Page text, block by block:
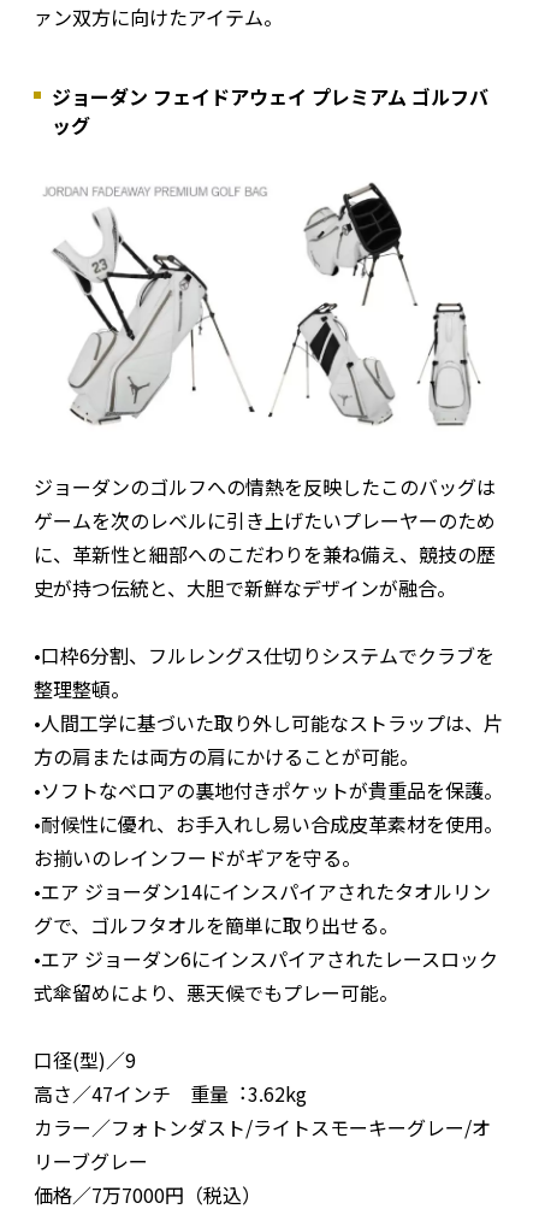
ァン双方に向けたアイテム。
ジョーダン フェイドアウェイ プレミアム ゴルフバ
ッグ
ジョーダンのゴルフへの情熱を反映したこのバッグは
ゲームを次のレベルに引き上げたいプレーヤーのため
に、革新性と細部へのこだわりを兼ね備え、競技の歴
史が持つ伝統と、大胆で新鮮なデザインが融合。
•口枠6分割、フルレングス仕切りシステムでクラブを
整理整頓。
•人間工学に基づいた取り外し可能なストラップは、片
方の肩または両方の肩にかけることが可能。
•ソフトなベロアの裏地付きポケットが貴重品を保護。
•耐候性に優れ、お手入れし易い合成皮革素材を使用。
お揃いのレインフードがギアを守る。
•エア ジョーダン14にインスパイアされたタオルリン
グで、ゴルフタオルを簡単に取り出せる。
•エア ジョーダン6にインスパイアされたレースロック
式傘留めにより、悪天候でもプレー可能。
口径(型)／9
高さ／47インチ 重量︓3.62kg
カラー／フォトンダスト/ライトスモーキーグレー/オ
リーブグレー
価格／7万7000円（税込）